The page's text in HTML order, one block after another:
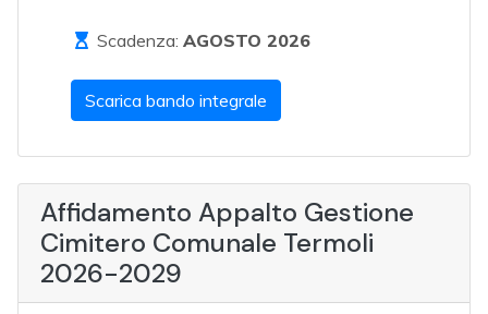
Scadenza: AGOSTO 2026
Scarica bando integrale
Affidamento Appalto Gestione
Cimitero Comunale Termoli
2026-2029